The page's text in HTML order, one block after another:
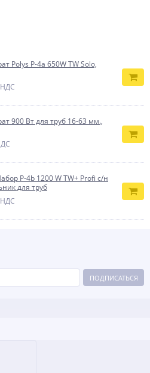
Polys P-4а 650W TW Solo,
НДС
900 Вт для труб 16-63 мм.,
P-4b 1200 W TW+ Profi с/н
для труб
НДС
ПОДПИСАТЬСЯ